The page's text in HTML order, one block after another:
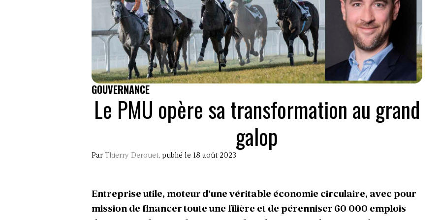
GOUVERNANCE
Le PMU opère sa transformation au grand
galop
Par Thierry Derouet, publié le 18 août 2023
Entreprise utile, moteur d’une véritable économie circulaire, avec pour
mission de financer toute une filière et de pérenniser 60 000 emplois